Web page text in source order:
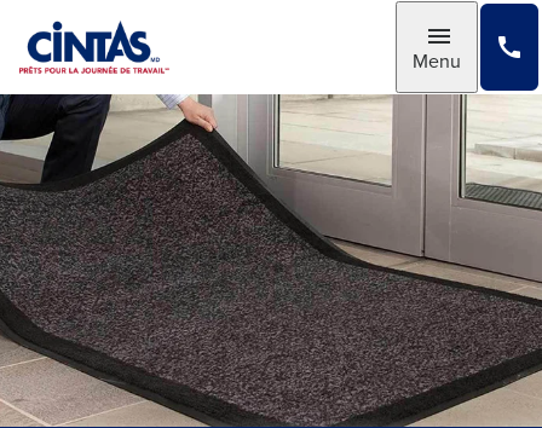
Main
Content
Toggle
Menu